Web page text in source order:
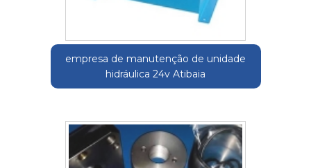
empresa de manutenção de unidade
hidráulica 24v Atibaia